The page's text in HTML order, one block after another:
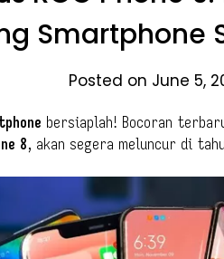
Smartphone
Posted on June 5,
bersiaplah! Bocoran
8, akan segera meluncur di